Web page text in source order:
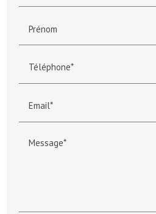
Prénom
Téléphone*
Email*
Message*